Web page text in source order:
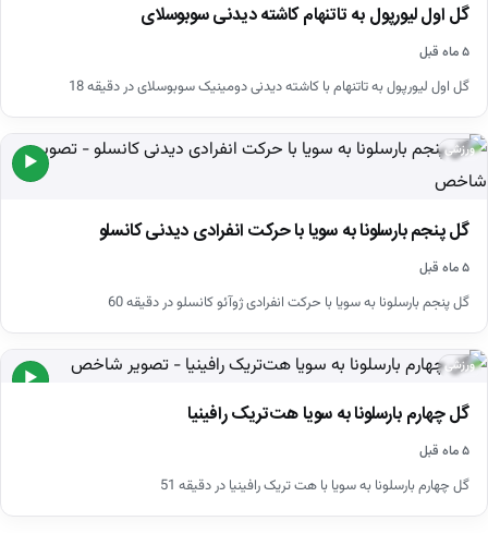
گل اول لیورپول به تاتنهام کاشته دیدنی سوبوسلای
۵ ماه قبل
گل اول لیورپول به تاتنهام با کاشته دیدنی دومینیک سوبوسلای در دقیقه 18
▶
ورزشی
گل پنجم بارسلونا به سویا با حرکت انفرادی دیدنی کانسلو
۵ ماه قبل
گل پنجم بارسلونا به سویا با حرکت انفرادی ژوآئو کانسلو در دقیقه 60
▶
ورزشی
گل چهارم بارسلونا به سویا هت‌تریک رافینیا
۵ ماه قبل
گل چهارم بارسلونا به سویا با هت تریک رافینیا در دقیقه 51